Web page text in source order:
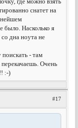
снатет на
было. Насколько я
дна ноута не
- там
Очень
:-)
#17